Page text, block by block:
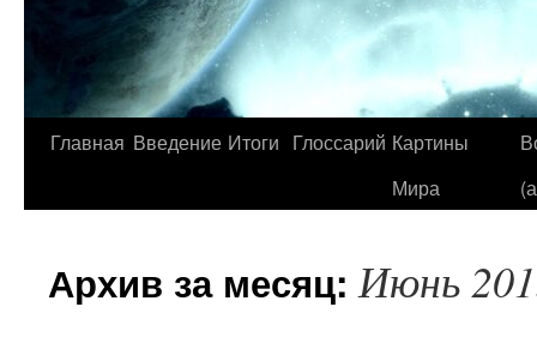
Главная Введение Итоги Глоссарий Картины
Мира
Архив за месяц:Июнь